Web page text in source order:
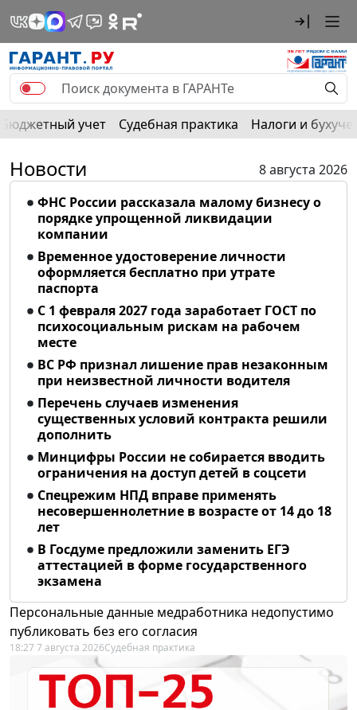
Бюджетный учет Судебная практика Налоги и
Новости
8 августа 2026
ФНС России рассказала малому бизнесу о
порядке упрощенной ликвидации
компании
Временное удостоверение личности
оформляется бесплатно при утрате
паспорта
С 1 февраля 2027 года заработает ГОСТ по
психосоциальным рискам на рабочем
месте
ВС РФ признал лишение прав незаконным
при неизвестной личности водителя
Перечень случаев изменения
существенных условий контракта решили
дополнить
Минцифры России не собирается вводить
ограничения на доступ детей в соцсети
Спецрежим НПД вправе применять
несовершеннолетние в возрасте от 14 до 18
лет
В Госдуме предложили заменить ЕГЭ
аттестацией в форме государственного
экзамена
Персональные данные медработника недопустимо
публиковать без его согласия
18:27 7 августа 2026Судебная практика